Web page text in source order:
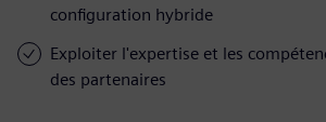
configuration hybride
Exploiter l'expertise et les
des partenaires